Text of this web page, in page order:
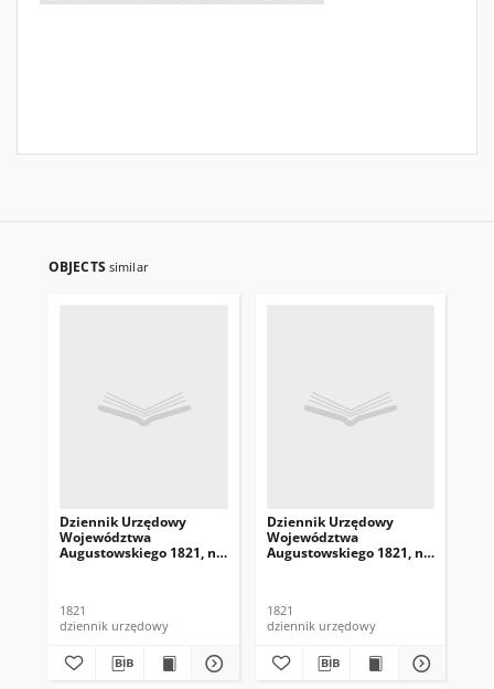
OBJECTS similar
Dziennik Urzędowy
Województwa
Augustowskiego 1821, nr
1821
dziennik urzędowy
Dziennik Urzędowy
Województwa
Augustowskiego 1821, nr
1821
dziennik urzędowy